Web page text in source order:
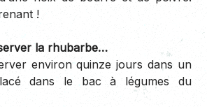
!
la rhubarbe…
environ quinze jours dans un
dans le bac à légumes du